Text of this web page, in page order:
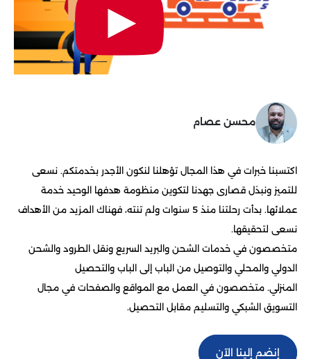
محسن عصام
اكتسبنا خبرات في هذا المجال تؤهلنا لنكون الأجدر بخدمتكم. نسعى
للتميز ونبذل قصارى جهدنا لتكوين منظومة هدفها الوحيد خدمة
عملائها.
بدأت رحلتنا منذ 5 سنوات ولم تنته، فهناك المزيد من الأهداف
نسعى لتحقيقها.
متخصصون في خدمات الشحن والبريد السريع ونقل الطرود والشحن
الدولي والمحلي والتوصيل من الباب إلى الباب والتحصيل
المنزلي. متخصصون في العمل مع المواقع والصفحات في مجال
التسويق الشبكي والتسليم مقابل التحصيل.
إنضم إلينا الآن